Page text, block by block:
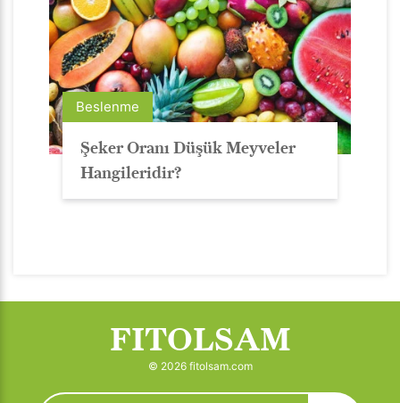
Beslenme
Şeker Oranı Düşük Meyveler
Hangileridir?
FITOLSAM
© 2026 fitolsam.com